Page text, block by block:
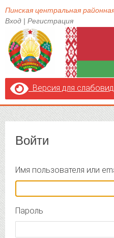
Пинская центральная
Вход | Регистрация
Версия для
Войти
Имя пользователя или
Пароль